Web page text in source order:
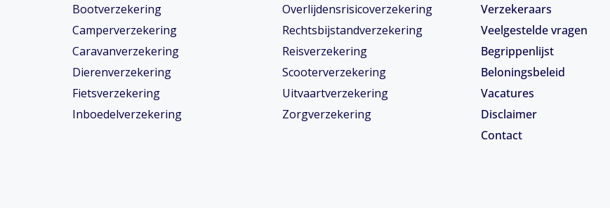
Bootverzekering
Camperverzekering
Caravanverzekering
Dierenverzekering
Fietsverzekering
Inboedelverzekering
Overlijdensrisicoverzekering
Rechtsbijstandverzekering
Reisverzekering
Scooterverzekering
Uitvaartverzekering
Zorgverzekering
Verzekeraars
Veelgestelde vragen
Begrippenlijst
Beloningsbeleid
Vacatures
Disclaimer
Contact